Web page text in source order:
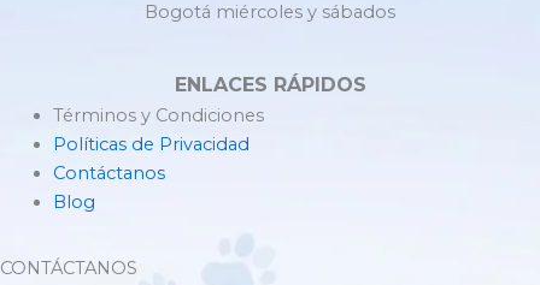
Bogotá miércoles y sábados
ENLACES RÁPIDOS
Términos y Condiciones
Políticas de Privacidad
Contáctanos
Blog
CONTÁCTANOS